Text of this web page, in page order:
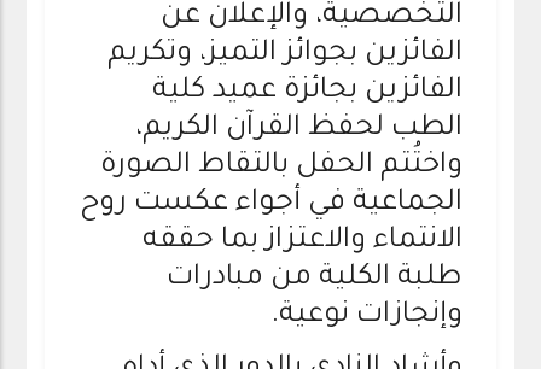
التخصصية، والإعلان عن
الفائزين بجوائز التميز، وتكريم
الفائزين بجائزة عميد كلية
الطب لحفظ القرآن الكريم،
واختُتم الحفل بالتقاط الصورة
الجماعية في أجواء عكست روح
الانتماء والاعتزاز بما حققه
طلبة الكلية من مبادرات
وإنجازات نوعية.